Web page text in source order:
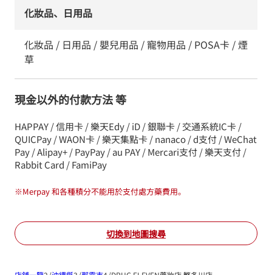
化妝品、日用品
化妝品 / 日用品 / 嬰兒用品 / 寵物用品 / POSA卡 / 煙
草
現金以外的付款方法 等
HAPPAY / 信用卡 / 樂天Edy / iD / 銀聯卡 / 交通系統IC卡 /
QUICPay / WAON卡 / 樂天集點卡 / nanaco / d支付 / WeChat
Pay / Alipay+ / PayPay / au PAY / Mercari支付 / 樂天支付 /
Rabbit Card / FamiPay
※Merpay 和各種積分不能用於支付處方藥費用。
切換到地圖搜尋